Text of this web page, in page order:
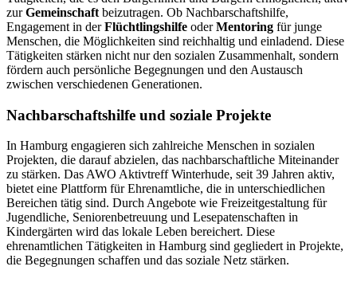
zurGemeinschaft beizutragen. Ob Nachbarschaftshilfe,
Engagement in derFlüchtlingshilfe oderMentoring für junge
Menschen, die Möglichkeiten sind reichhaltig und einladend. Diese
Tätigkeiten stärken nicht nur den sozialen Zusammenhalt, sondern
fördern auch persönliche Begegnungen und den Austausch
zwischen verschiedenen Generationen.
Nachbarschaftshilfe und soziale Projekte
In Hamburg engagieren sich zahlreiche Menschen in sozialen
Projekten, die darauf abzielen, das nachbarschaftliche Miteinander
zu stärken. Das AWO Aktivtreff Winterhude, seit 39 Jahren aktiv,
bietet eine Plattform für Ehrenamtliche, die in unterschiedlichen
Bereichen tätig sind. Durch Angebote wie Freizeitgestaltung für
Jugendliche, Seniorenbetreuung und Lesepatenschaften in
Kindergärten wird das lokale Leben bereichert. Diese
ehrenamtlichen Tätigkeiten in Hamburg sind gegliedert in Projekte,
die Begegnungen schaffen und das soziale Netz stärken.